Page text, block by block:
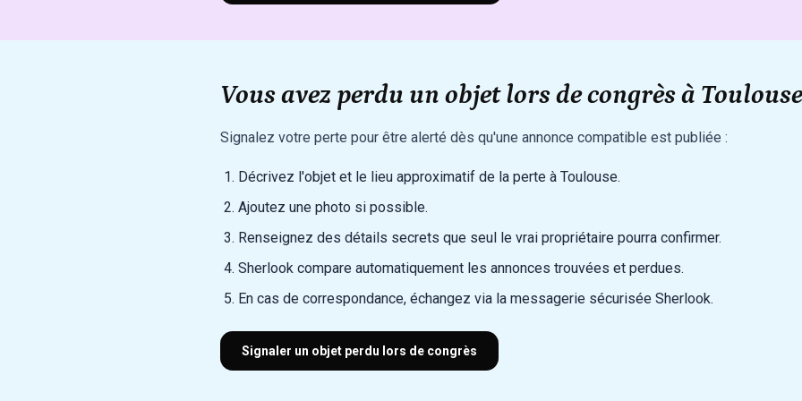
Vous avez perdu un objet lors de congrès à
Signalez votre perte pour être alerté dès qu'une annonce compatible est publiée :
Décrivez l'objet et le lieu approximatif de la perte à Toulouse.
Ajoutez une photo si possible.
Renseignez des détails secrets que seul le vrai propriétaire pourra confirmer.
Sherlook compare automatiquement les annonces trouvées et perdues.
En cas de correspondance, échangez via la messagerie sécurisée Sherlook.
Signaler un objet perdu lors de congrès